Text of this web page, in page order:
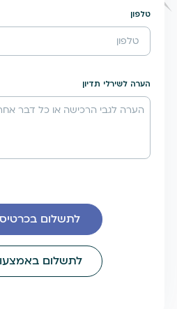
טלפון
הערה לשירלי תדיון
לתשלום
לתשלום